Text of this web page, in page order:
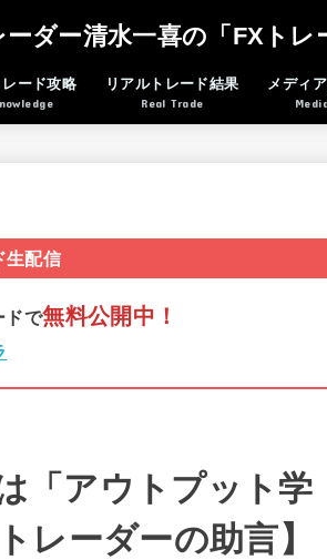
ダー清水一喜の「FXトレ
レード攻略 リアルトレード結果
Real Trade
メディ
生配信
ドで無料公開中！
「アウトプット学
レーダーの助言】